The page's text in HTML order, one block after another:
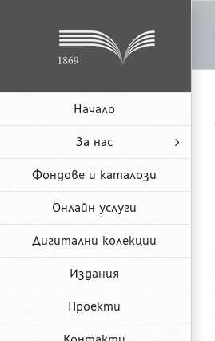
Начало
За нас
Фондове и каталози
Онлайн услуги
Дигитални колекции
Издания
Проекти